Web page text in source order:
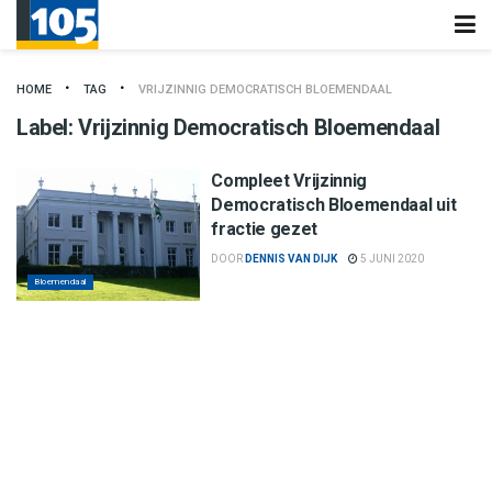
HOME TAG VRIJZINNIG DEMOCRATISCH BLOEMENDAAL
Label:Vrijzinnig Democratisch Bloemendaal
Bloemendaal
Compleet Vrijzinnig
Democratisch Bloemendaal uit
fractie gezet
DOOR DENNIS VAN DIJK 5 JUNI 2020